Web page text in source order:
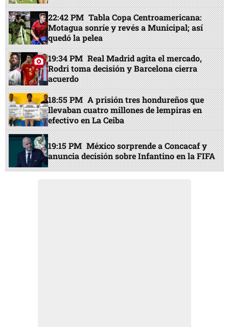
22:42 PM Tabla Copa Centroamericana:
Motagua sonríe y revés a Municipal; así
quedó la pelea
19:34 PM Real Madrid agita el mercado,
Rodri toma decisión y Barcelona cierra
acuerdo
18:55 PM A prisión tres hondureños que
llevaban cuatro millones de lempiras en
efectivo en La Ceiba
19:15 PM México sorprende a Concacaf y
anuncia decisión sobre Infantino en la FIFA